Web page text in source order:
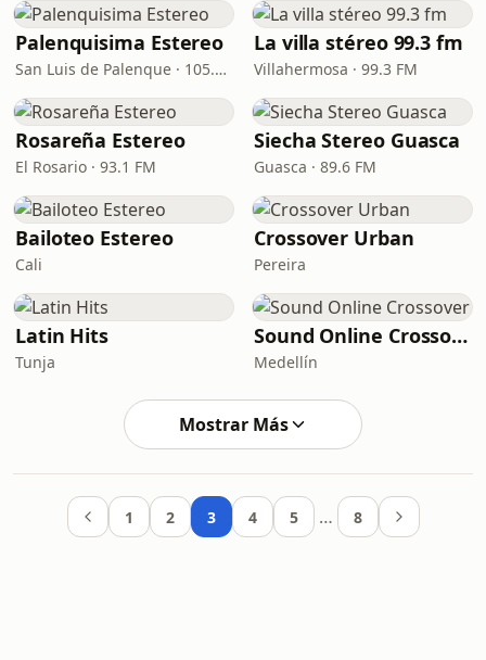
Palenquisima Estereo
San Luis de Palenque · 105.9 FM
La villa stéreo 99.3 fm
Villahermosa · 99.3 FM
Rosareña Estereo
El Rosario · 93.1 FM
Siecha Stereo Guasca
Guasca · 89.6 FM
Bailoteo Estereo
Cali
Crossover Urban
Pereira
Latin Hits
Tunja
Sound Online Crossover
Medellín
Mostrar Más
1 2 3 4 5 … 8